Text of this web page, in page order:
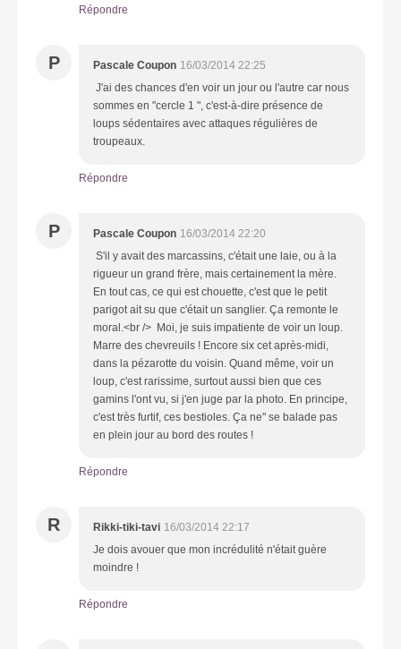
Répondre
P Pascale Coupon 16/03/2014 22:25
J'ai des chances d'en voir un jour ou l'autre car nous
sommes en "cercle 1 ", c'est-à-dire présence de
loups sédentaires avec attaques régulières de
troupeaux.
Répondre
P Pascale Coupon 16/03/2014 22:20
S'il y avait des marcassins, c'était une laie, ou à la
rigueur un grand frère, mais certainement la mère.
En tout cas, ce qui est chouette, c'est que le petit
parigot ait su que c'était un sanglier. Ça remonte le
moral.<br /> Moi, je suis impatiente de voir un loup.
Marre des chevreuils ! Encore six cet après-midi,
dans la pézarotte du voisin. Quand même, voir un
loup, c'est rarissime, surtout aussi bien que ces
gamins l'ont vu, si j'en juge par la photo. En principe,
c'est très furtif, ces bestioles. Ça ne" se balade pas
en plein jour au bord des routes !
Répondre
R Rikki-tiki-tavi 16/03/2014 22:17
Je dois avouer que mon incrédulité n'était guère
moindre !
Répondre